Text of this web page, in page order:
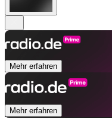
Mehr erfahren
Mehr erfahren